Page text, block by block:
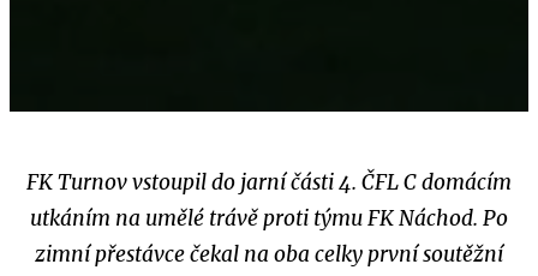
FK Turnov vstoupil do jarní části 4. ČFL C domácím
utkáním na umělé trávě proti týmu FK Náchod. Po
zimní přestávce čekal na oba celky první soutěžní